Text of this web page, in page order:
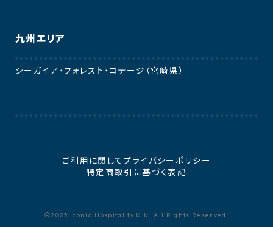
九州エリア
シーガイア・フォレスト・コテージ（宮崎県）
ご利用に関して プライバシーポリシー
特定商取引に基づく表記
©2025 Iconia Hospitality K.K. All Rights Reserved.